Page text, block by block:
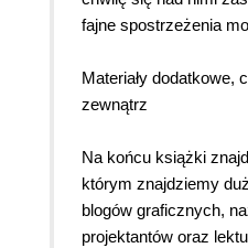
fajne spostrzeżenia
Materiały dodatkowe,
zewnątrz
Na końcu książki
którym znajdziemy
blogów graficznych,
projektantów oraz